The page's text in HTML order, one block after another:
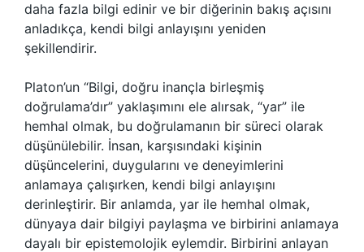
daha fazla bilgi edinir ve bir diğerinin bakış açısını
anladıkça, kendi bilgi anlayışını yeniden
şekillendirir.
Platon’un “Bilgi, doğru inançla birleşmiş
doğrulama’dır” yaklaşımını ele alırsak, “yar” ile
hemhal olmak, bu doğrulamanın bir süreci olarak
düşünülebilir. İnsan, karşısındaki kişinin
düşüncelerini, duygularını ve deneyimlerini
anlamaya çalışırken, kendi bilgi anlayışını
derinleştirir. Bir anlamda, yar ile hemhal olmak,
dünyaya dair bilgiyi paylaşma ve birbirini anlamaya
dayalı bir epistemolojik eylemdir. Birbirini anlayan